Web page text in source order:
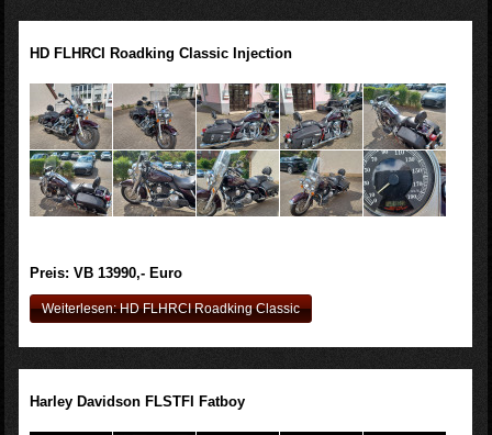
HD FLHRCI Roadking Classic Injection
Preis: VB 13990,- Euro
Weiterlesen: HD FLHRCI Roadking Classic
Harley Davidson FLSTFI Fatboy